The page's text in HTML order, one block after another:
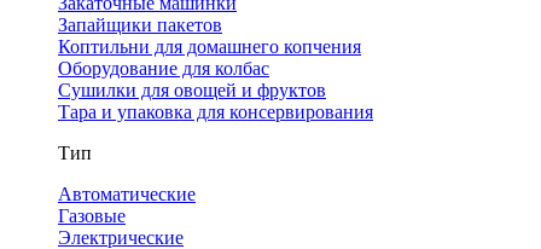
Запайщики пакетов
Коптильни для домашнего копчения
Оборудование для колбас
Сушилки для овощей и фруктов
Тара и упаковка для консервирования
Тип
Автоматические
Газовые
Электрические